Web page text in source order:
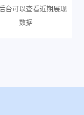
台可以查看近期展现
数据